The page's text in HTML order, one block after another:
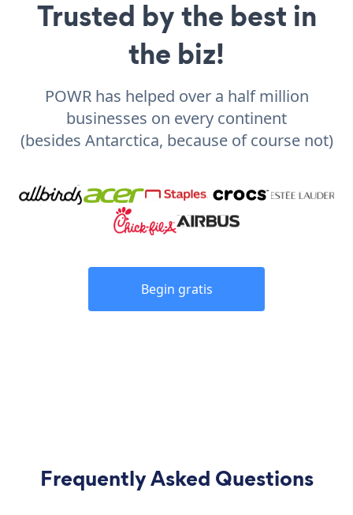
Trusted by the best in
the biz!
POWR has helped over a half million
businesses on every continent
(besides Antarctica, because of course not)
Begin gratis
Frequently Asked Questions